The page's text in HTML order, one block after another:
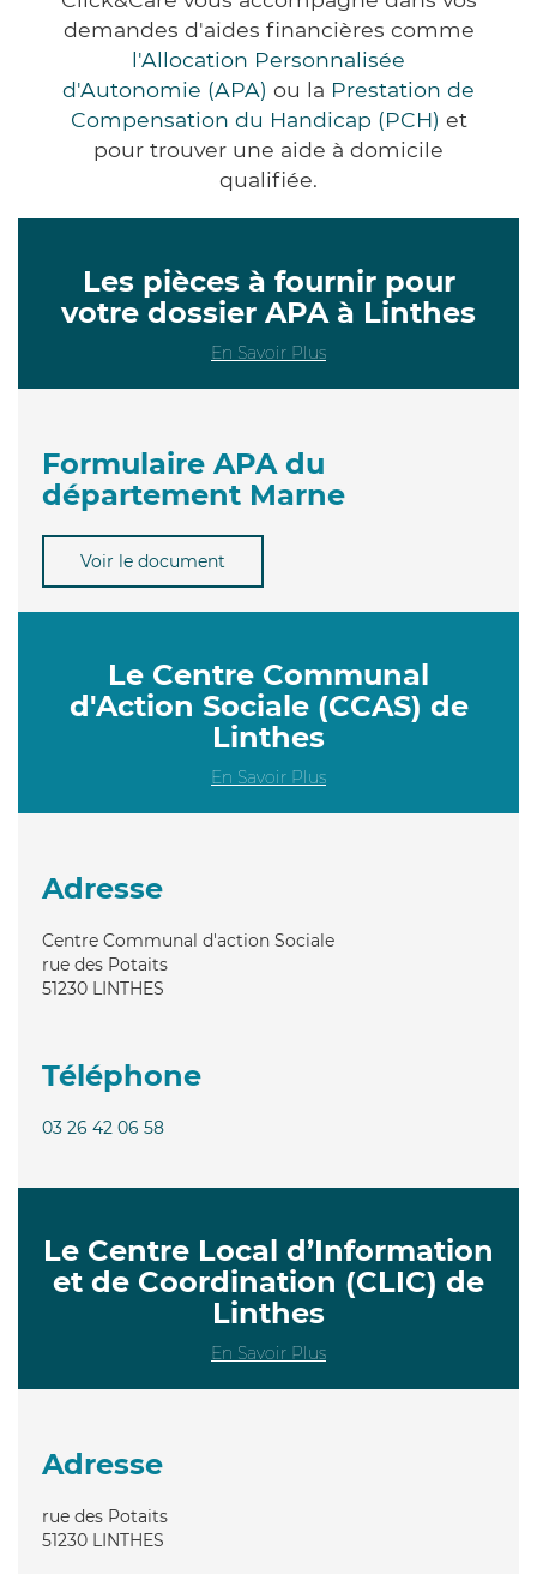
demandes d'aides financières comme
l'Allocation Personnalisée
d'Autonomie (APA) ou la Prestation de
Compensation du Handicap (PCH) et
pour trouver une aide à domicile
qualifiée.
Les pièces à fournir pour
votre dossier APA à Linthes
En Savoir Plus
Formulaire APA du
département Marne
Voir le document
Le Centre Communal
d'Action Sociale (CCAS) de
Linthes
En Savoir Plus
Adresse
Centre Communal d'action Sociale
rue des Potaits
51230 LINTHES
Téléphone
03 26 42 06 58
Le Centre Local d’Information
et de Coordination (CLIC) de
Linthes
En Savoir Plus
Adresse
rue des Potaits
51230 LINTHES